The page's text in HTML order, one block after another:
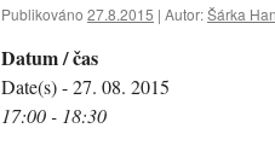
Publikováno 27.8.2015 | Autor:Šárka
Datum / čas
Date(s) - 27. 08. 2015
17:00 - 18:30